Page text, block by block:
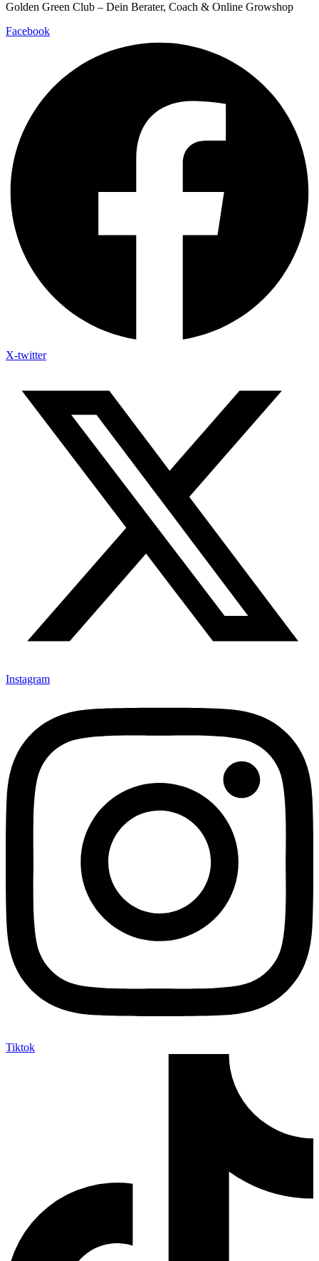
Golden Green Club – Dein Berater, Coach & Online Growshop
Facebook
X-twitter
Instagram
Tiktok